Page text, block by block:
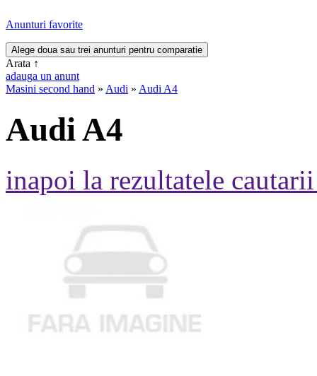
Anunturi favorite
Arata ↑
adauga un anunt
Masini second hand » Audi » Audi A4
Audi A4
inapoi la rezultatele